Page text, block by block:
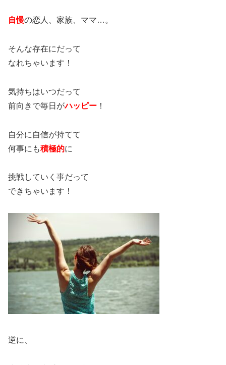
自慢の恋人、家族、ママ…。
そんな存在にだって
なれちゃいます！
気持ちはいつだって
前向きで毎日がハッピー ！
自分に自信が持てて
何事にも積極的に
挑戦していく事だって
できちゃいます！
逆に、